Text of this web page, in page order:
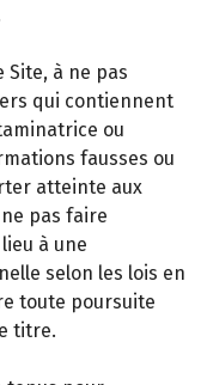
Site, à ne pas
qui contiennent
ou
fausses ou
atteinte aux
pas faire
à une
selon les lois en
toute poursuite
titre.